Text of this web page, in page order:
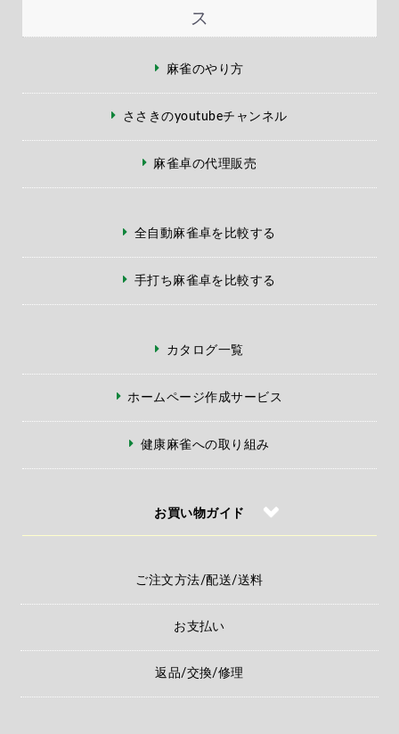
ス
麻雀のやり方
ささきのyoutubeチャンネル
麻雀卓の代理販売
全自動麻雀卓を比較する
手打ち麻雀卓を比較する
カタログ一覧
ホームページ作成サービス
健康麻雀への取り組み
お買い物ガイド
ご注文方法/配送/送料
お支払い
返品/交換/修理